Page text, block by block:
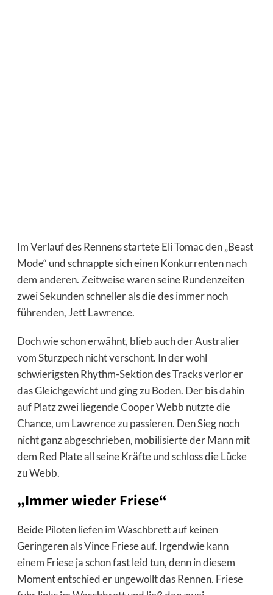
Im Verlauf des Rennens startete Eli Tomac den „Beast
Mode“ und schnappte sich einen Konkurrenten nach
dem anderen. Zeitweise waren seine Rundenzeiten
zwei Sekunden schneller als die des immer noch
führenden, Jett Lawrence.
Doch wie schon erwähnt, blieb auch der Australier
vom Sturzpech nicht verschont. In der wohl
schwierigsten Rhythm-Sektion des Tracks verlor er
das Gleichgewicht und ging zu Boden. Der bis dahin
auf Platz zwei liegende Cooper Webb nutzte die
Chance, um Lawrence zu passieren. Den Sieg noch
nicht ganz abgeschrieben, mobilisierte der Mann mit
dem Red Plate all seine Kräfte und schloss die Lücke
zu Webb.
„Immer wieder Friese“
Beide Piloten liefen im Waschbrett auf keinen
Geringeren als Vince Friese auf. Irgendwie kann
einem Friese ja schon fast leid tun, denn in diesem
Moment entschied er ungewollt das Rennen. Friese